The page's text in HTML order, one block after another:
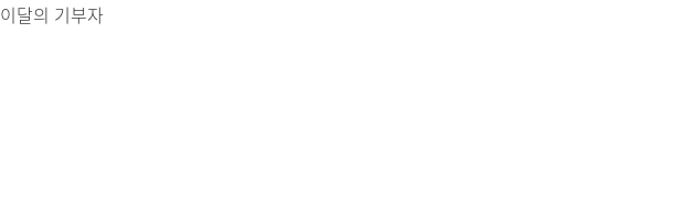
이달의 기부자